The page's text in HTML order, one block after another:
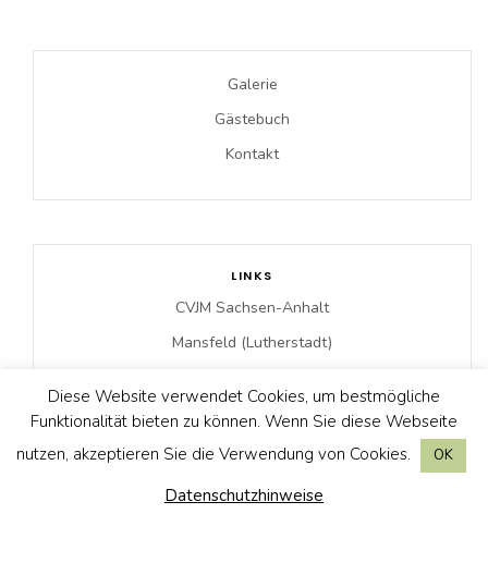
Galerie
Gästebuch
Kontakt
LINKS
CVJM Sachsen-Anhalt
Mansfeld (Lutherstadt)
Schloss Mansfeld Bei Facebook
Schloss Mansfeld Bei Instagram
Diese Website verwendet Cookies, um bestmögliche
Funktionalität bieten zu können. Wenn Sie diese Webseite
nutzen, akzeptieren Sie die Verwendung von Cookies.
OK
Datenschutzhinweise